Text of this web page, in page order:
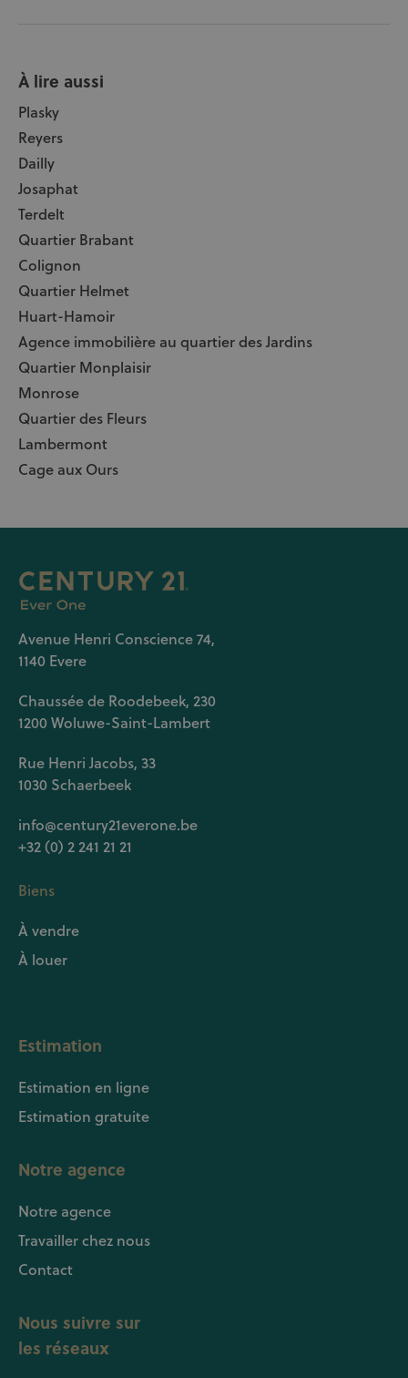
À lire aussi
Plasky
Reyers
Dailly
Josaphat
Terdelt
Quartier Brabant
Colignon
Quartier Helmet
Huart-Hamoir
Agence immobilière au quartier des Jardins
Quartier Monplaisir
Monrose
Quartier des Fleurs
Lambermont
Cage aux Ours
Avenue Henri Conscience 74,
1140 Evere
Chaussée de Roodebeek, 230
1200 Woluwe-Saint-Lambert
Rue Henri Jacobs, 33
1030 Schaerbeek
info@century21everone.be
+32 (0) 2 241 21 21
Biens
À vendre
À louer
Estimation
Estimation en ligne
Estimation gratuite
Notre agence
Notre agence
Travailler chez nous
Contact
Nous suivre sur
les réseaux